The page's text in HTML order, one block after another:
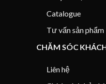
Catalogue
Tư vấn sản phẩm
CHĂM SÓC
Liên hệ